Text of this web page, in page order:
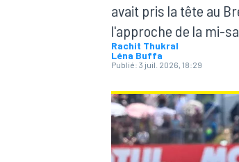
WRC
avait pris la tête au
l'approche de la mi-
Rachit Thukral
Léna Buffa
Publié: 3 juil. 2026, 18:29